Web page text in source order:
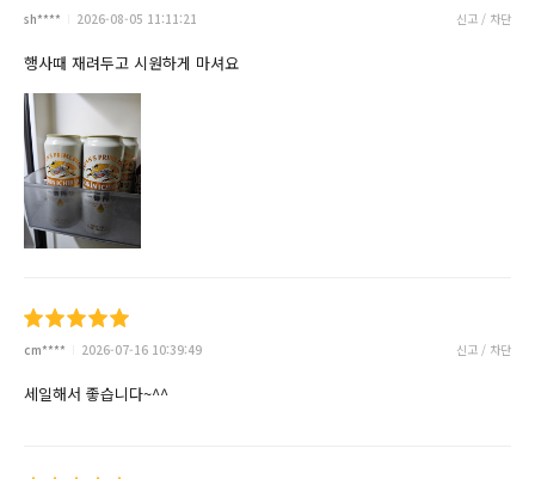
sh**** 2026-08-05 11:11:21 신고 / 차단
행사때 재려두고 시원하게 마셔요
cm**** 2026-07-16 10:39:49 신고 / 차단
세일해서 좋습니다~^^